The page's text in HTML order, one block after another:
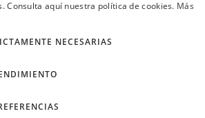
ayuda? (02) 298 1300
Consulta aquí nuestra política de cookies. Más
NECESARIAS